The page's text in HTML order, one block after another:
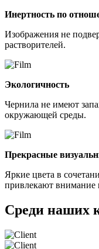
Инертность по
Изображения не
растворителей.
Экологичность
Чернила не имеют
окружающей среды.
Прекрасные
Яркие цвета в
привлекают внимание
Среди наших